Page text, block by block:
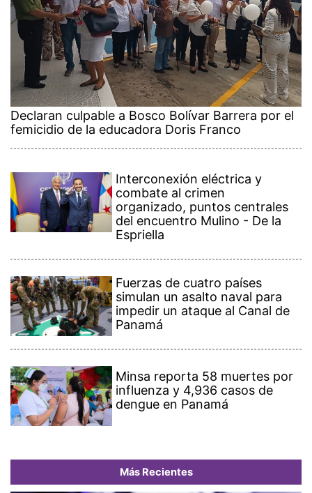
Declaran culpable a Bosco Bolívar Barrera por el
femicidio de la educadora Doris Franco
Interconexión eléctrica y
combate al crimen
organizado, puntos centrales
del encuentro Mulino - De la
Espriella
Fuerzas de cuatro países
simulan un asalto naval para
impedir un ataque al Canal de
Panamá
Minsa reporta 58 muertes por
influenza y 4,936 casos de
dengue en Panamá
Más Recientes